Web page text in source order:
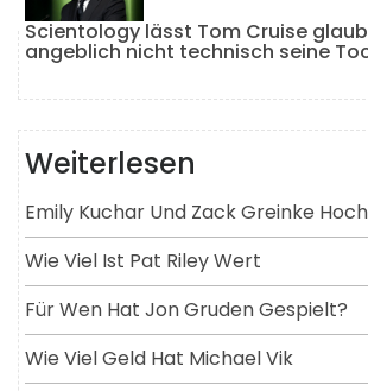
Scientology lässt Tom Cruise
angeblich nicht technisch seine
Weiterlesen
Emily Kuchar Und Zack Greinke
Wie Viel Ist Pat Riley Wert
Für Wen Hat Jon Gruden Gespielt?
Wie Viel Geld Hat Michael Vik